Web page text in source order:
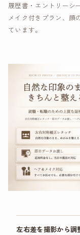
履歴書・エントリーシ
メイク付きプラン、顔
ています。
左右差を撮影から調